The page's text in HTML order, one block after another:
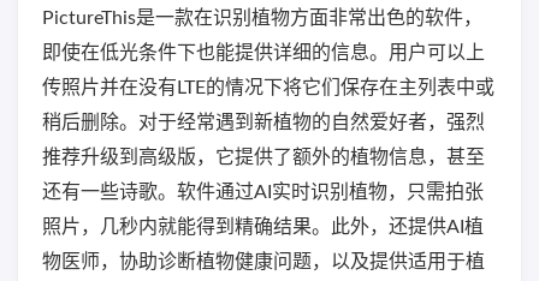
PictureThis是一款在识别植物方面非常出色的软件，
即使在低光条件下也能提供详细的信息。用户可以上
传照片并在没有LTE的情况下将它们保存在主列表中或
稍后删除。对于经常遇到新植物的自然爱好者，强烈
推荐升级到高级版，它提供了额外的植物信息，甚至
还有一些诗歌。软件通过AI实时识别植物，只需拍张
照片，几秒内就能得到精确结果。此外，还提供AI植
物医师，协助诊断植物健康问题，以及提供适用于植